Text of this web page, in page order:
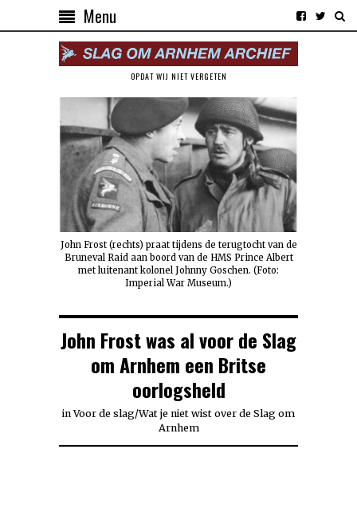
Menu
OPDAT WIJ NIET VERGETEN
John Frost (rechts) praat tijdens de terugtocht van de
Bruneval Raid aan boord van de HMS Prince Albert
met luitenant kolonel Johnny Goschen. (Foto:
Imperial War Museum.)
John Frost was al voor de Slag
om Arnhem een Britse
oorlogsheld
in Voor de slag/Wat je niet wist over de Slag om
Arnhem